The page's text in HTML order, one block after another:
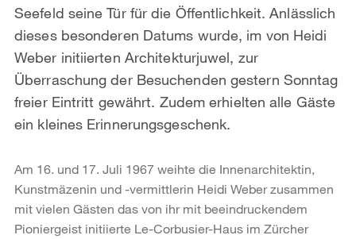
Seefeld seine Tür für die Öffentlichkeit. Anlässlich
dieses besonderen Datums wurde, im von Heidi
Weber initiierten Architekturjuwel, zur
Überraschung der Besuchenden gestern Sonntag
freier Eintritt gewährt. Zudem erhielten alle Gäste
ein kleines Erinnerungsgeschenk.
Am 16. und 17. Juli 1967 weihte die Innenarchitektin,
Kunstmäzenin und -vermittlerin Heidi Weber zusammen
mit vielen Gästen das von ihr mit beeindruckendem
Pioniergeist initiierte Le-Corbusier-Haus im Zürcher